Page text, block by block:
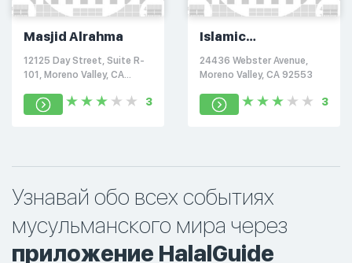
Masjid Alrahma
12125 Day Street, Suite R-
101, Moreno Valley, CA
3
Islamic
Development
Center of Moreno
24436 Webster Avenue,
Moreno Valley, CA 92553
3
Узнавай обо всех событиях
мусульманского мира через
приложение HalalGuide